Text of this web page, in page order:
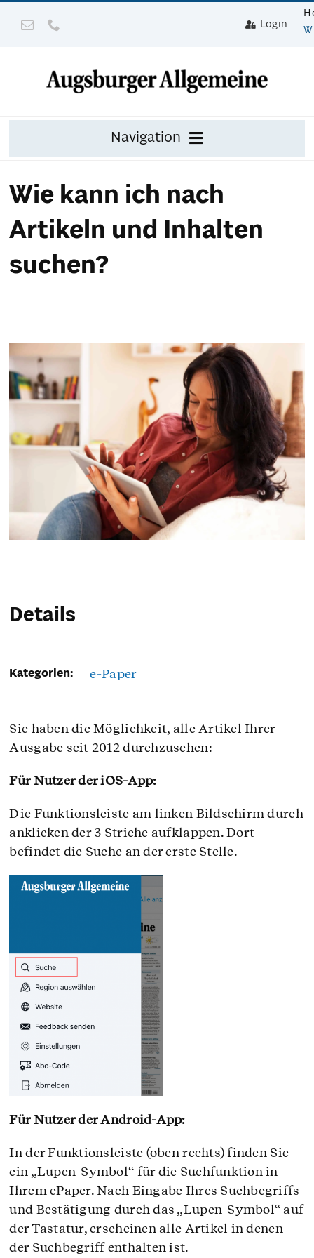
Inhalt
Login
Navigation
Unternehmens-Paket
Mein Konto
Suche
Wie kann ich nach
Artikeln und Inhalten
suchen?
Sie haben die Möglichkeit, alle Artikel Ihrer
Ausgabe seit 2012 durchzusehen:
Für Nutzer der iOS-App:
Die Funktionsleiste am linken Bildschirm durch
anklicken der 3 Striche aufklappen. Dort
befindet die Suche an der erste Stelle.
Für Nutzer der Android-App:
In der Funktionsleiste (oben rechts) finden Sie
ein „Lupen-Symbol“ für die Suchfunktion in
Ihrem ePaper. Nach Eingabe Ihres Suchbegriffs
und Bestätigung durch das „Lupen-Symbol“ auf
der Tastatur, erscheinen alle Artikel in denen
der Suchbegriff enthalten ist.
Details
Kategorien: e-Paper